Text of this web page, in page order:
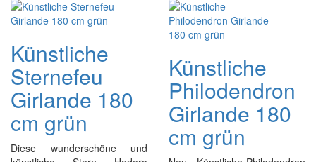
Künstliche
Sternefeu
Girlande 180
cm grün
Diese wunderschöne und
Künstliche
Philodendron
Girlande 180
cm grün